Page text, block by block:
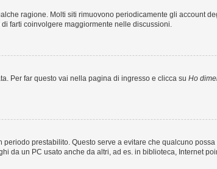
ragione. Molti siti rimuovono periodicamente gli account
farti coinvolgere maggiormente nelle discussioni.
Per far questo vai nella pagina di ingresso e clicca su Ho
prestabilito. Questo serve a evitare che qualcuno
da un PC usato anche da altri, ad es. in biblioteca, Internet